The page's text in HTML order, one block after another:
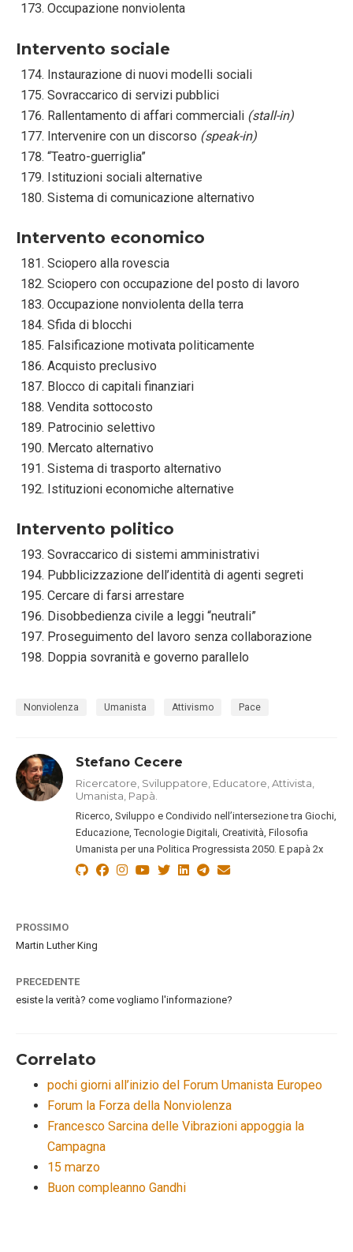
Occupazione nonviolenta
Intervento sociale
Instaurazione di nuovi modelli sociali
Sovraccarico di servizi pubblici
Rallentamento di affari commerciali (stall-in)
Intervenire con un discorso (speak-in)
“Teatro-guerriglia”
Istituzioni sociali alternative
Sistema di comunicazione alternativo
Intervento economico
Sciopero alla rovescia
Sciopero con occupazione del posto di lavoro
Occupazione nonviolenta della terra
Sfida di blocchi
Falsificazione motivata politicamente
Acquisto preclusivo
Blocco di capitali finanziari
Vendita sottocosto
Patrocinio selettivo
Mercato alternativo
Sistema di trasporto alternativo
Istituzioni economiche alternative
Intervento politico
Sovraccarico di sistemi amministrativi
Pubblicizzazione dell’identità di agenti segreti
Cercare di farsi arrestare
Disobbedienza civile a leggi “neutrali”
Proseguimento del lavoro senza collaborazione
Doppia sovranità e governo parallelo
Nonviolenza Umanista Attivismo Pace
Stefano Cecere
Ricercatore, Sviluppatore, Educatore, Attivista,
Umanista, Papà.
Ricerco, Sviluppo e Condivido nell’intersezione tra Giochi,
Educazione, Tecnologie Digitali, Creatività, Filosofia
Umanista per una Politica Progressista 2050. E papà 2x
PROSSIMO
Martin Luther King
PRECEDENTE
esiste la verità? come vogliamo l'informazione?
Correlato
pochi giorni all’inizio del Forum Umanista Europeo
Forum la Forza della Nonviolenza
Francesco Sarcina delle Vibrazioni appoggia la
Campagna
15 marzo
Buon compleanno Gandhi